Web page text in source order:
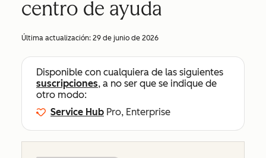
centro de ayuda
Última actualización: 29 de junio de 2026
Disponible con cualquiera de las siguientes
suscripciones, a no ser que se indique de
otro modo:
Service Hub Pro, Enterprise